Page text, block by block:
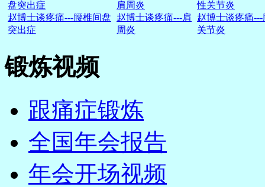
赵博士谈疼痛---腰椎间盘
突出症
赵博士谈疼痛---肩
周炎
赵博士谈疼痛
关节炎
锻炼视频
跟痛症锻炼
全国年会报告
年会开场视频